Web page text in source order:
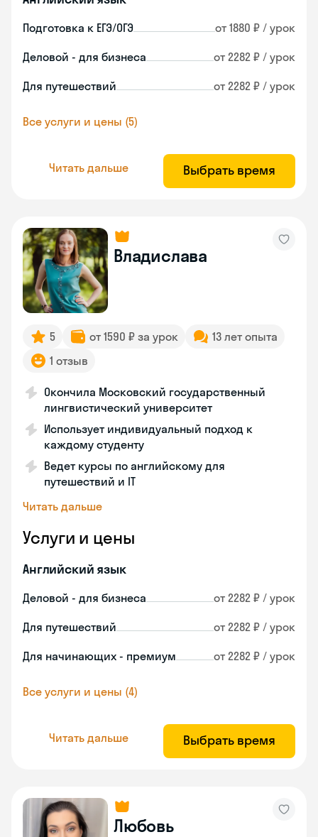
Подготовка к ЕГЭ/ОГЭ от 1880 ₽ / урок
Деловой - для бизнеса от 2282 ₽ / урок
Для путешествий от 2282 ₽ / урок
Все услуги и цены (5)
Читать дальше Выбрать время
Владислава
5 от 1590 ₽ за урок
13 лет опыта
1 отзыв
Окончила Московский государственный
лингвистический университет
Использует индивидуальный подход к
каждому студенту
Ведет курсы по английскому для
путешествий и IT
Читать дальше
Услуги и цены
Английский язык
Деловой - для бизнеса от 2282 ₽ / урок
Для путешествий от 2282 ₽ / урок
Для начинающих - премиум от 2282 ₽ / урок
Все услуги и цены (4)
Читать дальше Выбрать время
Любовь